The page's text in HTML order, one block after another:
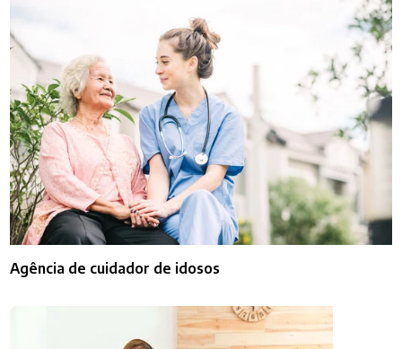
Agência de cuidador de idosos